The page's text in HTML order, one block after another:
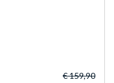
€ 159,90